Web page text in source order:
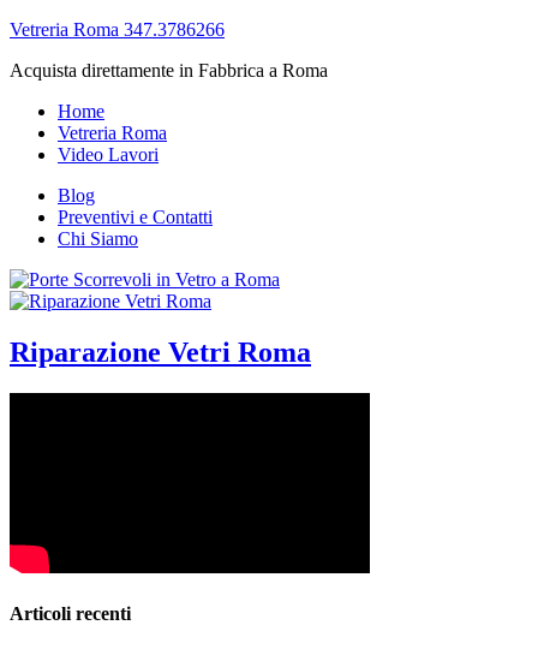
Vetreria Roma 347.3786266
Acquista direttamente in Fabbrica a Roma
Home
Vetreria Roma
Video Lavori
Blog
Preventivi e Contatti
Chi Siamo
Riparazione Vetri Roma
Articoli recenti